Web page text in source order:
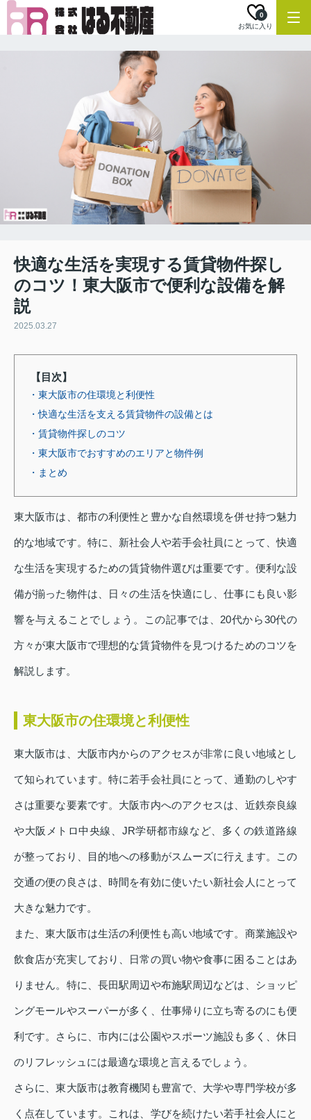
お気に入り
0
快適な生活を実現する賃貸物件探し
のコツ！東大阪市で便利な設備を解
説
2025.03.27
【目次】
・東大阪市の住環境と利便性
・快適な生活を支える賃貸物件の設備とは
・賃貸物件探しのコツ
・東大阪市でおすすめのエリアと物件例
・まとめ
東大阪市は、都市の利便性と豊かな自然環境を併せ持つ魅力
的な地域です。特に、新社会人や若手会社員にとって、快適
な生活を実現するための賃貸物件選びは重要です。便利な設
備が揃った物件は、日々の生活を快適にし、仕事にも良い影
響を与えることでしょう。この記事では、20代から30代の
方々が東大阪市で理想的な賃貸物件を見つけるためのコツを
解説します。
東大阪市の住環境と利便性
東大阪市は、大阪市内からのアクセスが非常に良い地域とし
て知られています。特に若手会社員にとって、通勤のしやす
さは重要な要素です。大阪市内へのアクセスは、近鉄奈良線
や大阪メトロ中央線、JR学研都市線など、多くの鉄道路線
が整っており、目的地への移動がスムーズに行えます。この
交通の便の良さは、時間を有効に使いたい新社会人にとって
大きな魅力です。
また、東大阪市は生活の利便性も高い地域です。商業施設や
飲食店が充実しており、日常の買い物や食事に困ることはあ
りません。特に、長田駅周辺や布施駅周辺などは、ショッピ
ングモールやスーパーが多く、仕事帰りに立ち寄るのにも便
利です。さらに、市内には公園やスポーツ施設も多く、休日
のリフレッシュには最適な環境と言えるでしょう。
さらに、東大阪市は教育機関も豊富で、大学や専門学校が多
く点在しています。これは、学びを続けたい若手社会人にと